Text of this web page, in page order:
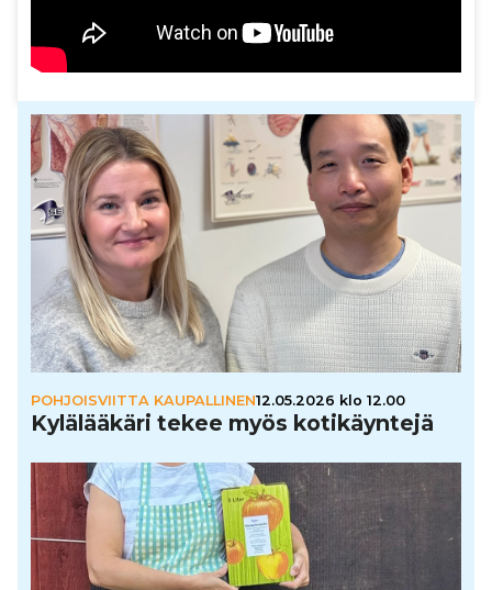
POHJOISVIITTA KAUPALLINEN12.05.2026 klo 12.00
Kylä­lää­käri tekee myös koti­käyn­tejä